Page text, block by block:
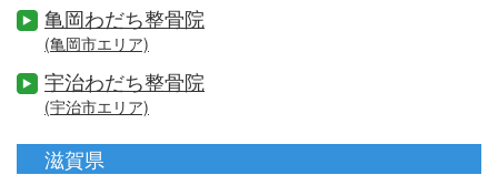
亀岡わだち整骨院
(亀岡市エリア)
宇治わだち整骨院
(宇治市エリア)
滋賀県